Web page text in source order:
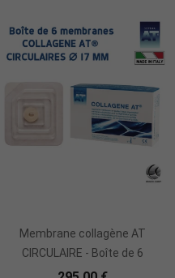
Membrane collagène AT
CIRCULAIRE - Boîte de 6